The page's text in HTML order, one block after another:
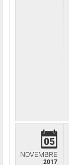
05
NOVEMBRE
2017